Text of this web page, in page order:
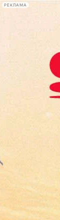
РЕКЛАМА
Сегодня:
Афиша